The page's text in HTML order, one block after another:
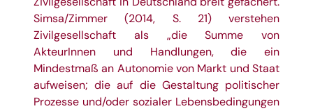
Simsa/Zimmer (2014, S. 21) verstehen
Zivilgesellschaft als „die Summe von
AkteurInnen und Handlungen, die ein
Mindestmaß an Autonomie von Markt und Staat
aufweisen; die auf die Gestaltung politischer
Prozesse und/oder sozialer Lebensbedingungen